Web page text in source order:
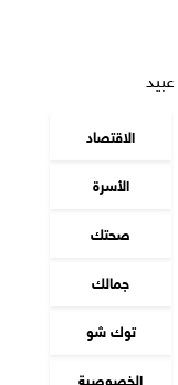
الاقتصاد
الأسرة
صحتك
جمالك
توك شو
الخصوصية